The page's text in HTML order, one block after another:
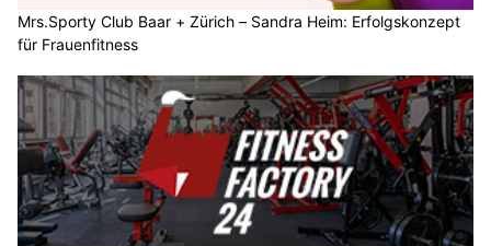
Mrs.Sporty Club Baar + Zürich – Sandra Heim: Erfolgskonzept
für Frauenfitness